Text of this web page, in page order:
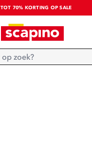
TOT 70% KORTING OP SALE
SALE: LAATSTE KANS!
SHOP NIEUW
Home